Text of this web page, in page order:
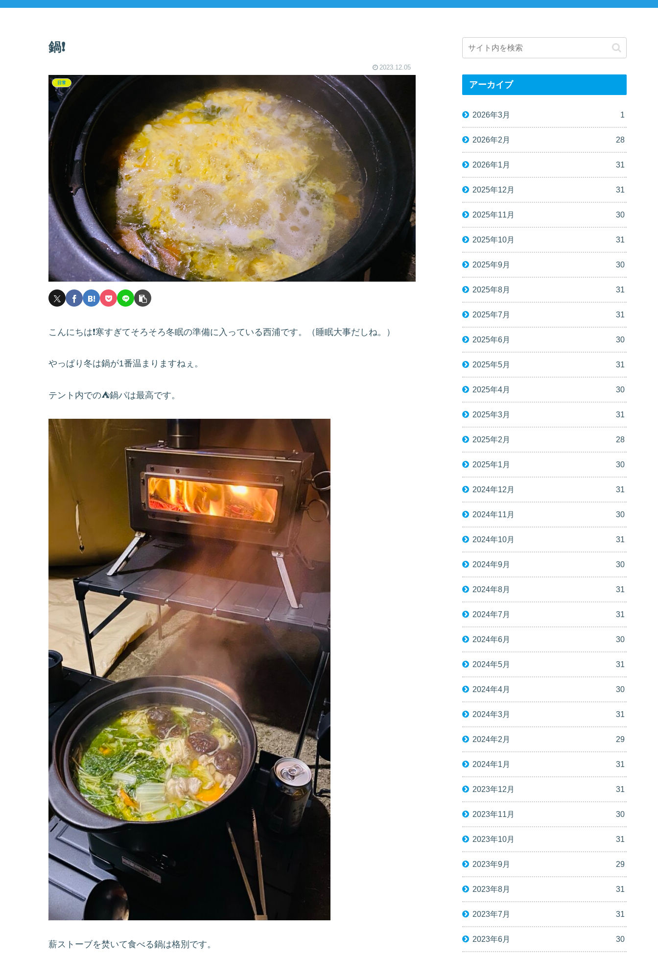
鍋❗️
2023.12.05
日常
こんにちは❗️寒すぎてそろそろ冬眠の準備に入っている西浦です。（睡眠大事だしね。）
やっぱり冬は鍋が1番温まりますねぇ。
テント内での⛺️鍋パは最高です。
薪ストーブを焚いて食べる鍋は格別です。
アーカイブ
2026年3月 1
2026年2月 28
2026年1月 31
2025年12月 31
2025年11月 30
2025年10月 31
2025年9月 30
2025年8月 31
2025年7月 31
2025年6月 30
2025年5月 31
2025年4月 30
2025年3月 31
2025年2月 28
2025年1月 30
2024年12月 31
2024年11月 30
2024年10月 31
2024年9月 30
2024年8月 31
2024年7月 31
2024年6月 30
2024年5月 31
2024年4月 30
2024年3月 31
2024年2月 29
2024年1月 31
2023年12月 31
2023年11月 30
2023年10月 31
2023年9月 29
2023年8月 31
2023年7月 31
2023年6月 30